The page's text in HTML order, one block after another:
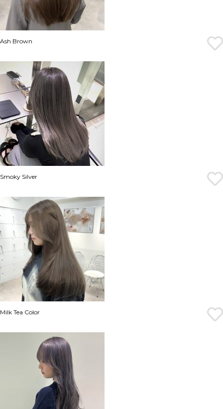
Ash Brown
Smoky Silver
Milk Tea Color